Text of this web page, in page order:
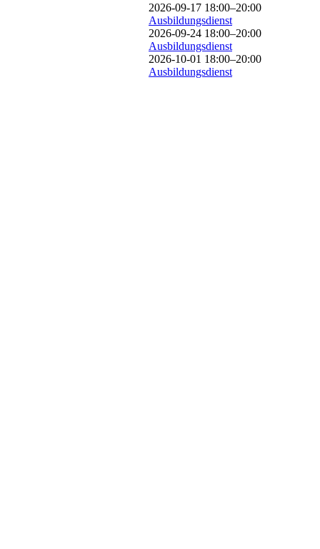
2026-09-17 18:00–20:00
Ausbildungsdienst
2026-09-24 18:00–20:00
Ausbildungsdienst
2026-10-01 18:00–20:00
Ausbildungsdienst